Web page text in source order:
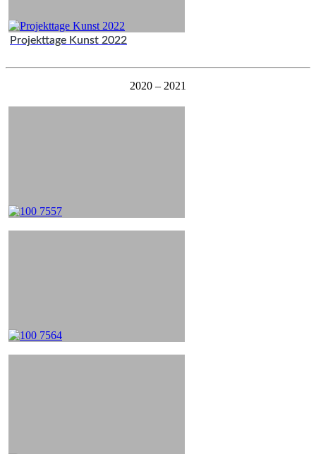
Projekttage Kunst 2022
2020 – 2021